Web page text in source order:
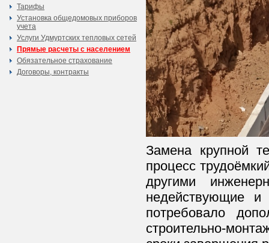
Тарифы
Установка общедомовых приборов
учета
Услуги Удмуртских тепловых сетей
Прямые расчеты с населением
Обязательное страхование
Договоры, контракты
Замена крупной
процесс
другими
недействующие
потребовало
строительно-